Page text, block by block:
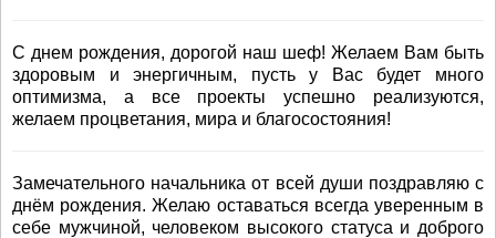
С днем рождения, дорогой наш шеф! Желаем Вам быть
здоровым и энергичным, пусть у Вас будет много
оптимизма, а все проекты успешно реализуются,
желаем процветания, мира и благосостояния!
Замечательного начальника от всей души поздравляю с
днём рождения. Желаю оставаться всегда уверенным в
себе мужчиной, человеком высокого статуса и доброго